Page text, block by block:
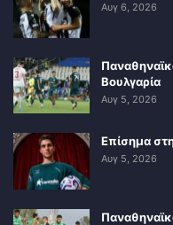
Αυγ 6, 2026
Βουλγαρία
Αυγ 5, 2026
Επίσημα
Αυγ 5, 2026